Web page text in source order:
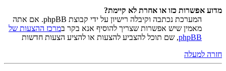
מדוע אפשרות כזו או אחרת לא קיימת?
המערכת נכתבה וקיבלה רישיון על ידי קבוצת phpBB. אם אתה
מאמין שיש אפשרות שצריך להוסיף אנא בקר במרכז ההצעות של
phpBB, שם תוכל להצביע להצעות או להציע הצעות חדשות
חזרה למעלה